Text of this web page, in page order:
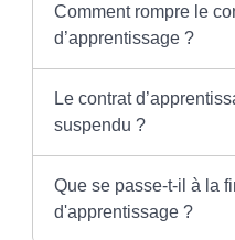
Comment rompre le
d’apprentissage ?
Le contrat
suspendu ?
Que se passe-t-il à la
d'apprentissage ?